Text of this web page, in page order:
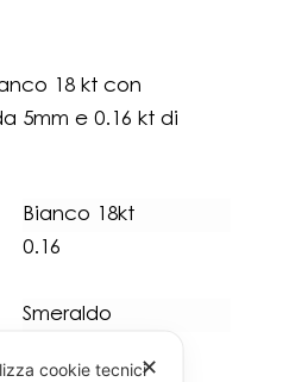
18 kt con
5mm e 0.16 kt di
Bianco 18kt
0.16
Smeraldo
✕
cookie tecnici